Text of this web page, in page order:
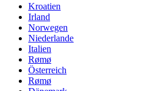
Kroatien
Irland
Norwegen
Niederlande
Italien
Rømø
Österreich
Rømø